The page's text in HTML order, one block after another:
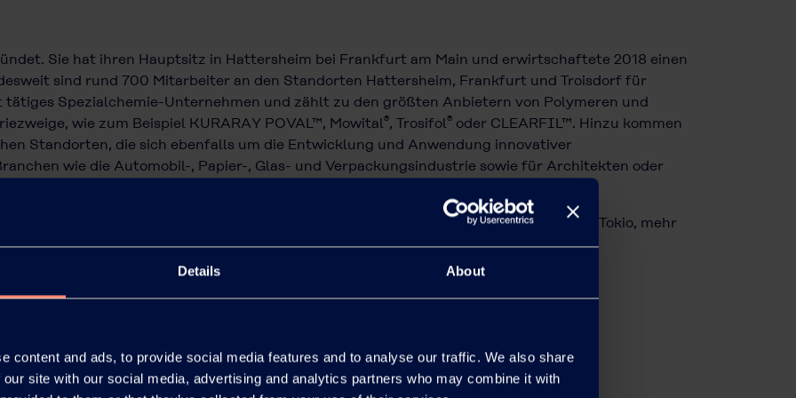
Details About
content and ads, to provide social media features and to analyse our traffic. We also share
site with our social media, advertising and analytics partners who may combine it with
Sie hat ihren Hauptsitz in Hattersheim bei Frankfurt am Main und erwirtschaftete 2018 einen
sind rund 700 Mitarbeiter an den Standorten Hattersheim, Frankfurt und Troisdorf für
Spezialchemie-Unternehmen und zählt zu den größten Anbietern von Polymeren und
wie zum Beispiel KURARAY POVAL™, Mowital®, Trosifol® oder CLEARFIL™. Hinzu kommen
Standorten, die sich ebenfalls um die Entwicklung und Anwendung innovativer
wie die Automobil-, Papier-, Glas- und Verpackungsindustrie sowie für Architekten oder
der japanischen börsennotierten Kuraray-Gruppe mit Hauptsitz in Tokio, mehr
von 4,8 Milliarden Euro.